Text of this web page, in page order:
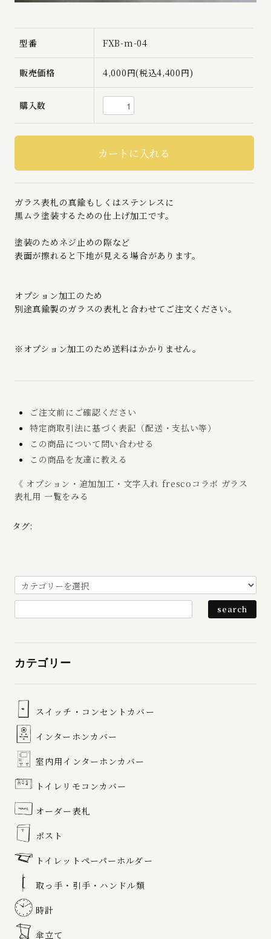
型番 FXB-m-04
販売価格 4,000円(税込4,400円)
購入数
ガラス表札の真鍮もしくはステンレスに
黒ムラ塗装するための仕上げ加工です。
塗装のためネジ止めの際など
表面が擦れると下地が見える場合があります。
オプション加工のため
別途真鍮製のガラスの表札と合わせてご注文ください。
※オプション加工のため送料はかかりません。
ご注文前にご確認ください
特定商取引法に基づく表記（配送・支払い等）
この商品について問い合わせる
この商品を友達に教える
《 オプション・追加加工・文字入れ frescoコラボ ガラス
表札用 一覧をみる
タグ:
カテゴリー
スイッチ・コンセントカバー
インターホンカバー
室内用インターホンカバー
トイレリモコンカバー
オーダー表札
ポスト
トイレットペーパーホルダー
取っ手・引手・ハンドル類
時計
傘立て